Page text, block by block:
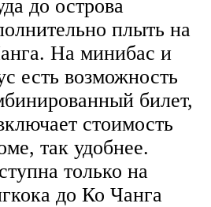
до острова
плыть на
На минибас и
есть возможность
билет,
стоимость
так удобнее.
только на
до Ко Чанга